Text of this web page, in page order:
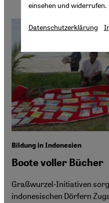
Bildung in Indonesien
Boote voller Bücher
Graßwurzel-Initiativen
indonesischen Dörfern
einsehen und widerrufen.
Datenschutzerklärung